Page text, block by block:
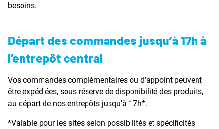
besoins.
Départ des commandes jusqu’à 17h à
l’entrepôt central
Vos commandes complémentaires ou d’appoint peuvent
être expédiées, sous réserve de disponibilité des produits,
au départ de nos entrepôts jusqu’à 17h*.
*Valable pour les sites selon possibilités et spécificités